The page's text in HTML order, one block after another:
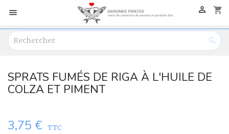
 shopping_cart


SPRATS FUMÉS DE RIGA À L'HUILE DE
COLZA ET PIMENT
3,75 € TTC